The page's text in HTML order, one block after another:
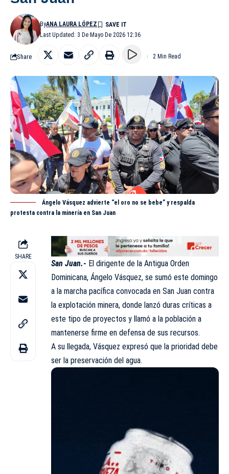
Last Updated: 3 De Mayo De 2026 12:36
ByANA LAURA LÓPEZ
Share 2 Min Read
Ángelo Vásquez advierte “el oro no se bebe” y respalda
protesta contra la minería en San Juan
SHARE
San Juan.- El dirigente de la Antigua Orden
Dominicana, Ángelo Vásquez, se sumó este domingo
a la marcha pacífica convocada en San Juan contra
la explotación minera, donde lanzó duras críticas a
este tipo de proyectos y llamó a la población a
mantenerse firme en defensa de sus recursos.
A su llegada, Vásquez expresó que la prioridad debe
ser la preservación del agua.